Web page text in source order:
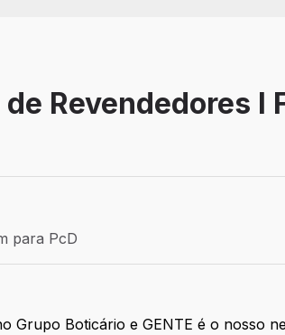
Revendedores I
PcD
para PcD
Grupo Boticário e GENTE é o nosso